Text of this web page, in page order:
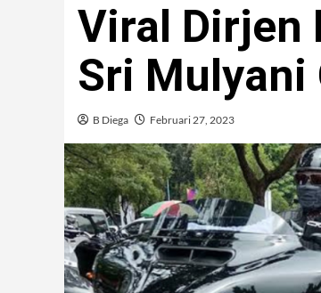
Viral Dirjen
Sri Mulyani
B Diega Februari 27, 2023